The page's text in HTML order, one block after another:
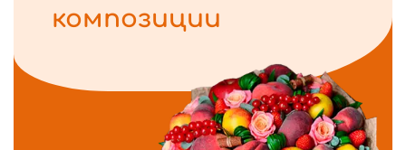
композиции